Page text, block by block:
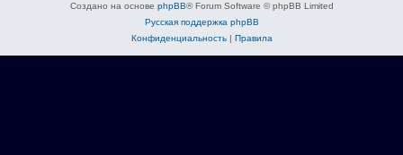
Создано на основе phpBB® Forum Software © phpBB Limited
Русская поддержка phpBB
Конфиденциальность| Правила